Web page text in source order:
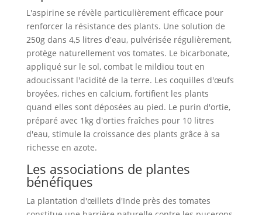
L'aspirine se révèle particulièrement efficace pour
renforcer la résistance des plants. Une solution de
250g dans 4,5 litres d'eau, pulvérisée régulièrement,
protège naturellement vos tomates. Le bicarbonate,
appliqué sur le sol, combat le mildiou tout en
adoucissant l'acidité de la terre. Les coquilles d'œufs
broyées, riches en calcium, fortifient les plants
quand elles sont déposées au pied. Le purin d'ortie,
préparé avec 1kg d'orties fraîches pour 10 litres
d'eau, stimule la croissance des plants grâce à sa
richesse en azote.
Les associations de plantes
bénéfiques
La plantation d'œillets d'Inde près des tomates